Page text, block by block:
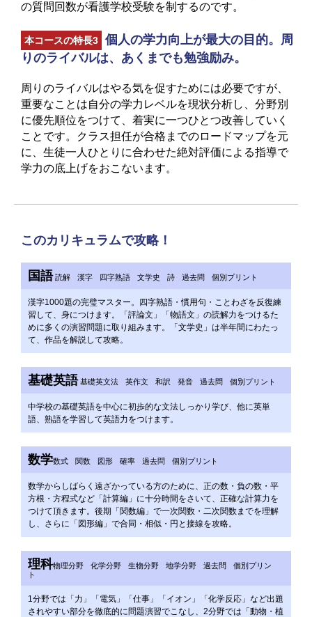
の質問回数が看護学校受験を制するのです。
本コースの特長3
個人の学力向上が最大の目的。周
りのライバルは、あくまでも勉強励み。
周りのライバルはやる気を促すためには必要ですが、
重要なことは自分の学力レベルを現状分析し、分野別
に優先順位をつけて、着実に一つひとつ改善していく
ことです。クラス担任が合格までのロードマップを元
に、生徒一人ひとりに合わせた絶対評価による指導で
学力の底上げをおこないます。
このカリキュラムで攻略！
国語 読解 漢字 四字熟語 文学史 詩 過去問 個別プリント
漢字1000題の完璧マスター。四字熟語・慣用句・ことわざを反復練
習して、身につけます。「評論文」「物語文」の読解力をつけるた
めに多くの演習問題に取り組みます。「文学史」は半年間にわたっ
て、作品を解説して攻略。
基礎英語 基礎英文法 英作文 和訳 発音 過去問 個別プリント
中学校の基礎英語を中心に初歩的な文法しっかり学び、他に英単
語、熟語を学習して英語力をつけます。
数学数式 関数 図形 確率 過去問 個別プリント
数学からしばらく遠ざかっている方のために、正の数・負の数・平
方根・方程式など「計算編」に十分時間をさいて、正確な計算力を
つけて頂きます。後期「関数編」で一次関数・二次関数までを理解
し、さらに「図形編」で合同・相似・円と接線を攻略。
理科物理分野 化学分野 生物分野 地学分野 過去問
個別プリン
ト
1分野では「力」「電気」「仕事」「イオン」「化学反応」など出題
されやすい部分を徹底的に問題演習でこなし、2分野では「動物・植